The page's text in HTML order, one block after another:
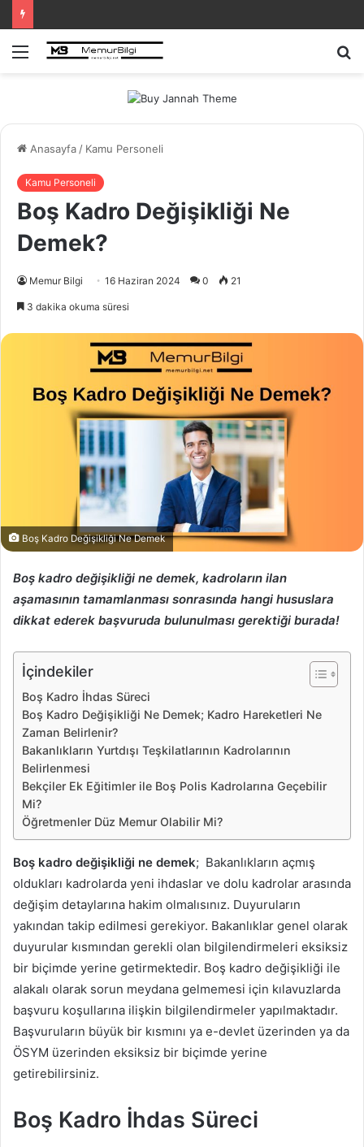
Menü
Anasayfa / Kamu Personeli
Kamu Personeli
Boş Kadro Değişikliği Ne
Demek?
Memur Bilgi 16 Haziran 2024 0 21
3 dakika okuma süresi
Boş Kadro Değişikliği Ne Demek
Boş kadro değişikliği ne demek, kadroların ilan
aşamasının tamamlanması sonrasında hangi hususlara
dikkat ederek başvuruda bulunulması gerektiği burada!
İçindekiler
Boş Kadro İhdas Süreci
Boş Kadro Değişikliği Ne Demek; Kadro Hareketleri Ne
Zaman Belirlenir?
Bakanlıkların Yurtdışı Teşkilatlarının Kadrolarının
Belirlenmesi
Bekçiler Ek Eğitimler ile Boş Polis Kadrolarına Geçebilir
Mi?
Öğretmenler Düz Memur Olabilir Mi?
Boş kadro değişikliği ne demek; Bakanlıkların açmış
oldukları kadrolarda yeni ihdaslar ve dolu kadrolar arasında
değişim detaylarına hakim olmalısınız. Duyuruların
yakından takip edilmesi gerekiyor. Bakanlıklar genel olarak
duyurular kısmından gerekli olan bilgilendirmeleri eksiksiz
bir biçimde yerine getirmektedir. Boş kadro değişikliği ile
alakalı olarak sorun meydana gelmemesi için kılavuzlarda
başvuru koşullarına ilişkin bilgilendirmeler yapılmaktadır.
Başvuruların büyük bir kısmını ya e-devlet üzerinden ya da
ÖSYM üzerinden eksiksiz bir biçimde yerine
getirebilirsiniz.
Boş Kadro İhdas Süreci